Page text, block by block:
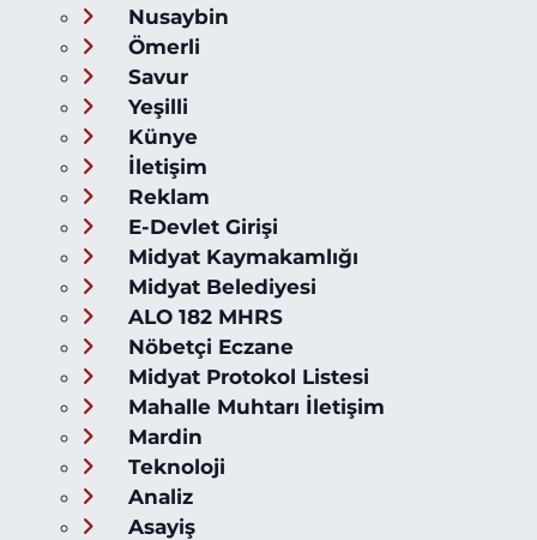
Nusaybin
Ömerli
Savur
Yeşilli
Künye
İletişim
Reklam
E-Devlet Girişi
Midyat Kaymakamlığı
Midyat Belediyesi
ALO 182 MHRS
Nöbetçi Eczane
Midyat Protokol Listesi
Mahalle Muhtarı İletişim
Mardin
Teknoloji
Analiz
Asayiş